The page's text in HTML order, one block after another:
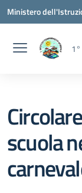
Vai ai contenuti
Vai al menu di
Vai al footer
Ministero
scuola